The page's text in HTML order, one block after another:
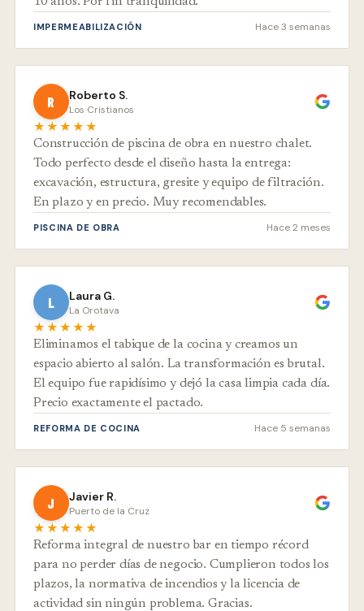
IMPERMEABILIZACIÓN Hace 3 semanas
R Roberto S.
Los Cristianos
★★★★★
Construcción de piscina de obra en nuestro chalet.
Todo perfecto desde el diseño hasta la entrega:
excavación, estructura, gresite y equipo de filtración.
En plazo y en precio. Muy recomendables.
PISCINA DE OBRA Hace 2 meses
L Laura G.
La Orotava
★★★★★
Eliminamos el tabique de la cocina y creamos un
espacio abierto al salón. La transformación es brutal.
El equipo fue rapidísimo y dejó la casa limpia cada día.
Precio exactamente el pactado.
REFORMA DE COCINA Hace 5 semanas
J Javier R.
Puerto de la Cruz
★★★★★
Reforma integral de nuestro bar en tiempo récord
para no perder días de negocio. Cumplieron todos los
plazos, la normativa de incendios y la licencia de
actividad sin ningún problema. Gracias.